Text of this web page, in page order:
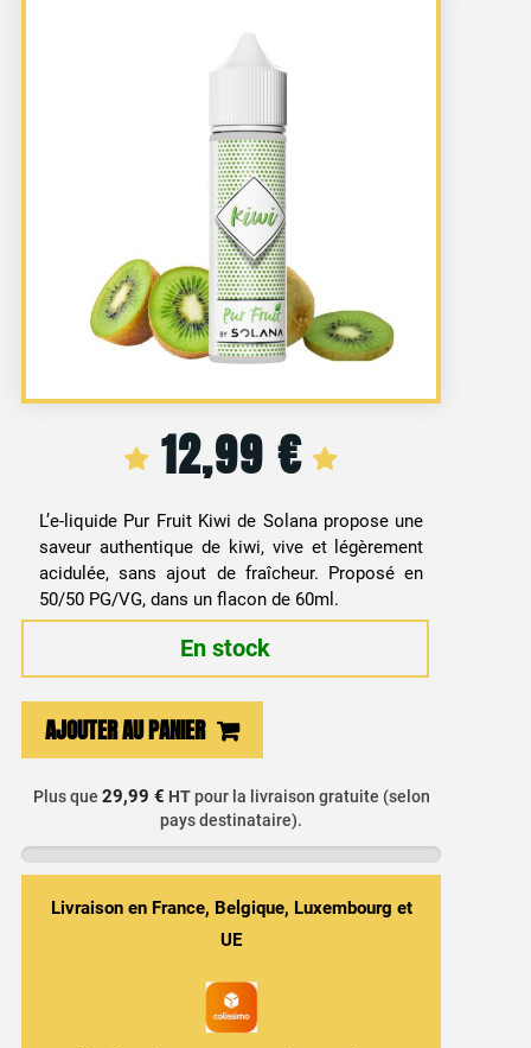
12,99 €
L’e-liquide Pur Fruit Kiwi de Solana propose une
saveur authentique de kiwi, vive et légèrement
acidulée, sans ajout de fraîcheur. Proposé en
50/50 PG/VG, dans un flacon de 60ml.
En stock
quantité
liquide
50ml
AJOUTER AU PANIER
Plus que 29,99 € HTpour la livraison gratuite (selon
pays destinataire).
Livraison en France, Belgique, Luxembourg et
UE